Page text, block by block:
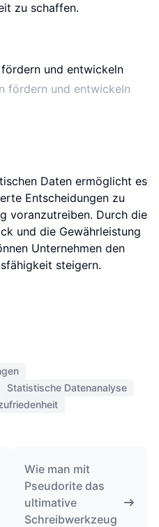
zu schaffen.
fördern und entwickeln
Daten ermöglicht es
Entscheidungen zu
voranzutreiben. Durch die
und die Gewährleistung
Unternehmen den
steigern.
Statistische Datenanalyse
Wie man mit
Pseudorite das
ultimative
Schreibwerkzeug